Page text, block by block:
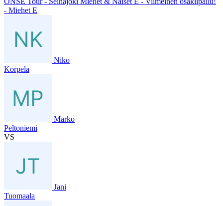
- Miehet E
Niko
Korpela
Marko
Peltoniemi
VS
Jani
Tuomaala